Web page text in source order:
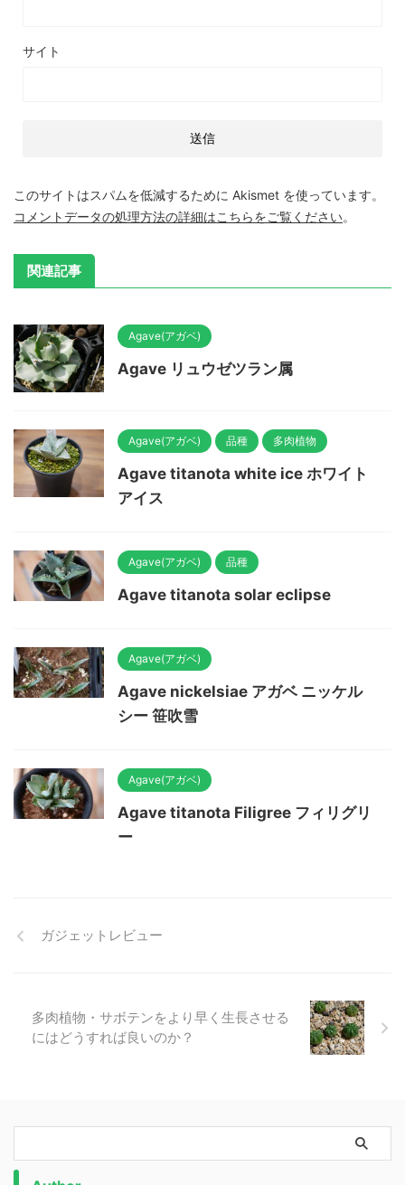
サイト
このサイトはスパムを低減するために Akismet を使っています。
コメントデータの処理方法の詳細はこちらをご覧ください。
関連記事
Agave(アガベ)
Agave リュウゼツラン属
Agave(アガベ) 品種 多肉植物
Agave titanota white ice ホワイト
アイス
Agave(アガベ) 品種
Agave titanota solar eclipse
Agave(アガベ)
Agave nickelsiae アガベ ニッケル
シー 笹吹雪
Agave(アガベ)
Agave titanota Filigree フィリグリ
ー
ガジェットレビュー
多肉植物・サボテンをより早く生長させる
にはどうすれば良いのか？